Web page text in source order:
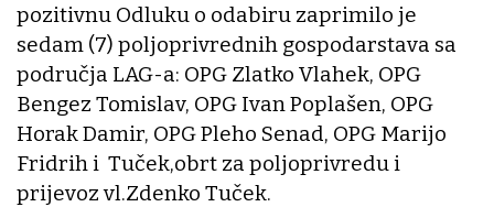
pozitivnu Odluku o odabiru zaprimilo je
sedam (7) poljoprivrednih gospodarstava sa
područja LAG-a: OPG Zlatko Vlahek, OPG
Bengez Tomislav, OPG Ivan Poplašen, OPG
Horak Damir, OPG Pleho Senad, OPG Marijo
Fridrih i Tuček,obrt za poljoprivredu i
prijevoz vl.Zdenko Tuček.